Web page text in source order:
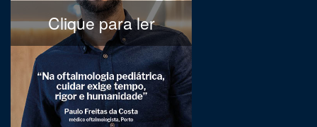
Clique para ler